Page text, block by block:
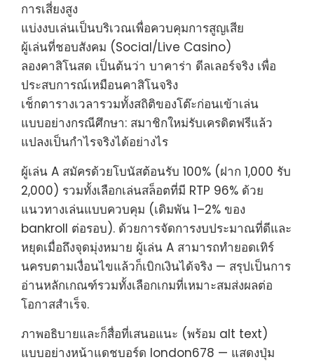
การเสี่ยงสูง
แบ่งงบเล่นเป็นบริเวณเพื่อควบคุมการสูญเสีย
ผู้เล่นที่ชอบสังคม (Social/Live Casino)
ลองคาสิโนสด เป็นต้นว่า บาคาร่า ดีลเลอร์จริง เพื่อ
ประสบการณ์เหมือนคาสิโนจริง
เช็กตารางเวลารวมทั้งสถิติของโต๊ะก่อนเข้าเล่น
แบบอย่างกรณีศึกษา: สมาชิกใหม่รับเครดิตฟรีแล้ว
แปลงเป็นกำไรจริงได้อย่างไร
ผู้เล่น A สมัครด้วยโบนัสต้อนรับ 100% (ฝาก 1,000 รับ
2,000) รวมทั้งเลือกเล่นสล็อตที่มี RTP 96% ด้วย
แนวทางเล่นแบบควบคุม (เดิมพัน 1–2% ของ
bankroll ต่อรอบ). ด้วยการจัดการงบประมาณที่ดีและ
หยุดเมื่อถึงจุดมุ่งหมาย ผู้เล่น A สามารถทำยอดเทิร์
นครบตามเงื่อนไขแล้วก็เบิกเงินได้จริง — สรุปเป็นการ
อ่านหลักเกณฑ์รวมทั้งเลือกเกมที่เหมาะสมส่งผลต่อ
โอกาสสำเร็จ.
ภาพอธิบายและก็สื่อที่เสนอแนะ (พร้อม alt text)
แบบอย่างหน้าแดชบอร์ด london678 — แสดงปุ่ม